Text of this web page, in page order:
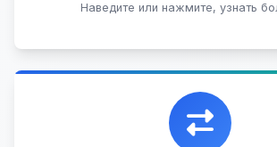
Наведите или нажмите, узнать
Узнать стоимость
Уникальная возможность
автомобиль с доплатой,
подходящий вариант.